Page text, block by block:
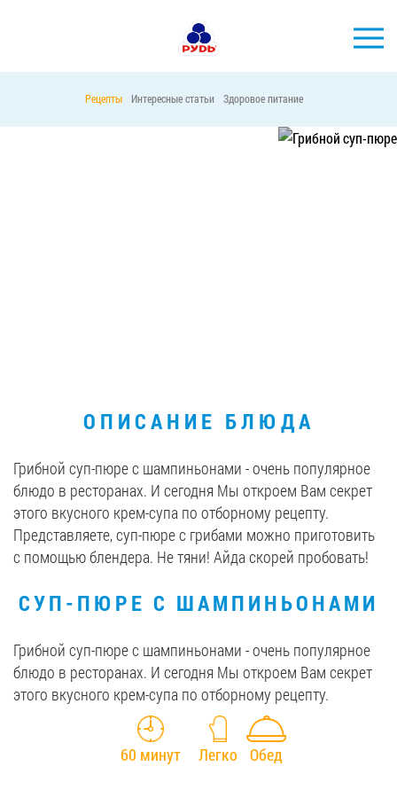
Вакансии
ЗАКАЗАТЬ ПРОДУКЦИЮ «РУДЬ»:
СТАТЬ ПАРТНЕРОМ
0412 48 28 17
Рецепты Интересные статьи Здоровое питание
ОПИСАНИЕ БЛЮДА
Грибной суп-пюре с шампиньонами - очень популярное
блюдо в ресторанах. И сегодня Мы откроем Вам секрет
этого вкусного крем-супа по отборному рецепту.
Представляете, суп-пюре с грибами можно приготовить
с помощью блендера. Не тяни! Айда скорей пробовать!
СУП-ПЮРЕ С ШАМПИНЬОНАМИ
Грибной суп-пюре с шампиньонами - очень популярное
блюдо в ресторанах. И сегодня Мы откроем Вам секрет
этого вкусного крем-супа по отборному рецепту.
60 минут Легко Обед